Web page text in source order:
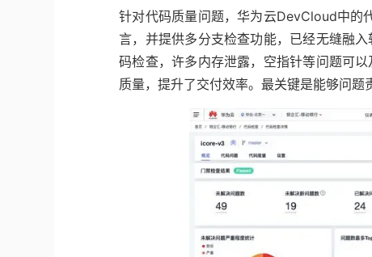
针对代码质量问题，华为云DevCloud中
言，并提供多分支检查功能，已经无缝融
码检查，许多内存泄露，空指针等问题可
质量，提升了交付效率。最关键是能够问题